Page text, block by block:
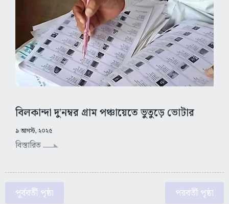
বিলকান্দা দু’নম্বর গ্রাম পঞ্চায়েতে ভুতুড়ে ভোটার
৯ আগস্ট, ২০২৫
বিস্তারিত
পূর্ববর্তী পৃষ্ঠা পরবর্তী পৃষ্ঠা